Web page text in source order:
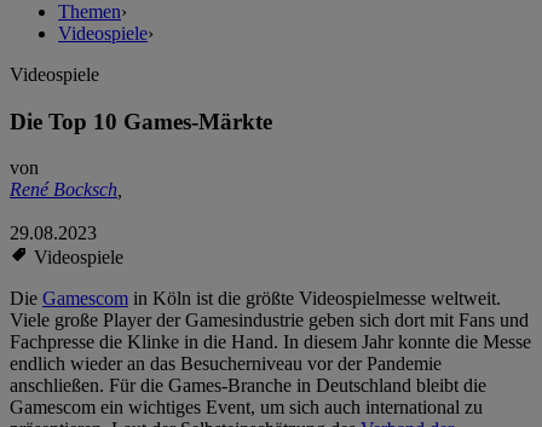
Themen›
Videospiele›
Videospiele
Die Top 10 Games-Märkte
von
René Bocksch,
29.08.2023
Videospiele
Die Gamescom in Köln ist die größte Videospielmesse weltweit.
Viele große Player der Gamesindustrie geben sich dort mit Fans und
Fachpresse die Klinke in die Hand. In diesem Jahr konnte die Messe
endlich wieder an das Besucherniveau vor der Pandemie
anschließen. Für die Games-Branche in Deutschland bleibt die
Gamescom ein wichtiges Event, um sich auch international zu